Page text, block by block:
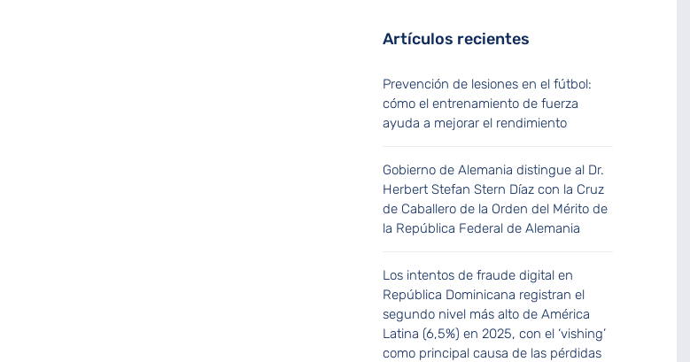
Artículos recientes
Prevención de lesiones en el fútbol:
cómo el entrenamiento de fuerza
ayuda a mejorar el rendimiento
Gobierno de Alemania distingue al Dr.
Herbert Stefan Stern Díaz con la Cruz
de Caballero de la Orden del Mérito de
la República Federal de Alemania
Los intentos de fraude digital en
República Dominicana registran el
segundo nivel más alto de América
Latina (6,5%) en 2025, con el ‘vishing’
como principal causa de las pérdidas